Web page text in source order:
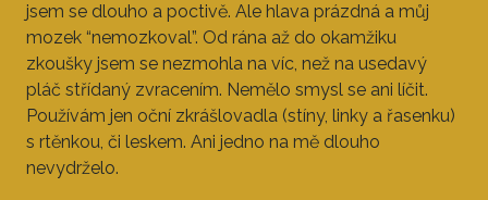
jsem se dlouho a poctivě. Ale hlava prázdná a můj
mozek “nemozkoval”. Od rána až do okamžiku
zkoušky jsem se nezmohla na víc, než na usedavý
pláč střídaný zvracením. Nemělo smysl se ani líčit.
Používám jen oční zkrášlovadla (stíny, linky a řasenku)
s rtěnkou, či leskem. Ani jedno na mě dlouho
nevydrželo.